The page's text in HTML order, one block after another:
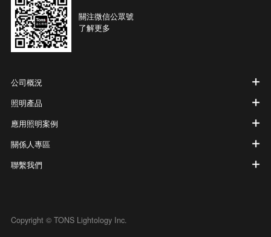
關注微信公眾號
了解更多
公司概況
照明產品
應用照明案例
關係人專區
聯繫我們
Copyright © TONS Lightology Inc.